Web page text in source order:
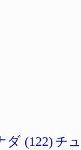
ダ (122) チ